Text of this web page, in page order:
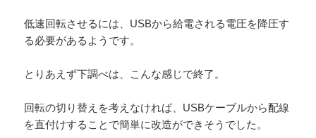
低速回転させるには、USBから給電される電圧を降圧す
る必要があるようです。
とりあえず下調べは、こんな感じで終了。
回転の切り替えを考えなければ、USBケーブルから配線
を直付けすることで簡単に改造ができそうでした。